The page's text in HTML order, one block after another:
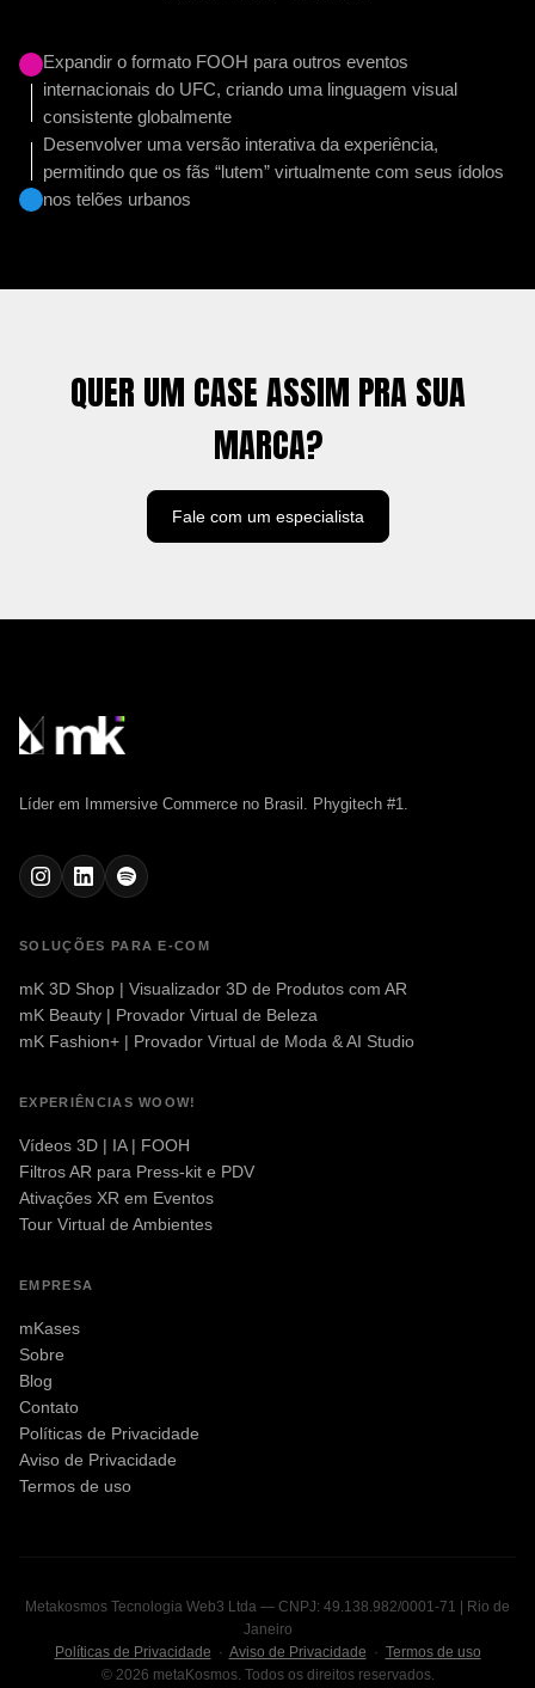
Expandir o formato FOOH para outros eventos
internacionais do UFC, criando uma linguagem visual
consistente globalmente
Desenvolver uma versão interativa da experiência,
permitindo que os fãs “lutem” virtualmente com seus ídolos
nos telões urbanos
QUER UM CASE ASSIM PRA SUA
MARCA?
Fale com um especialista
Líder em Immersive Commerce no Brasil. Phygitech #1.
SOLUÇÕES PARA E-COM
mK 3D Shop | Visualizador 3D de Produtos com AR
mK Beauty | Provador Virtual de Beleza
mK Fashion+ | Provador Virtual de Moda & AI Studio
EXPERIÊNCIAS WOOW!
Vídeos 3D | IA | FOOH
Filtros AR para Press-kit e PDV
Ativações XR em Eventos
Tour Virtual de Ambientes
EMPRESA
mKases
Sobre
Blog
Contato
Políticas de Privacidade
Aviso de Privacidade
Termos de uso
Metakosmos Tecnologia Web3 Ltda — CNPJ: 49.138.982/0001-71 | Rio de
Janeiro
Políticas de Privacidade · Aviso de Privacidade · Termos de uso
© 2026 metaKosmos. Todos os direitos reservados.